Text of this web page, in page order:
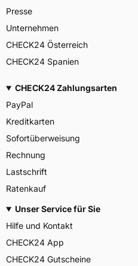
Presse
Unternehmen
CHECK24 Österreich
CHECK24 Spanien
CHECK24 Zahlungsarten
PayPal
Kreditkarten
Sofortüberweisung
Rechnung
Lastschrift
Ratenkauf
Unser Service für Sie
Hilfe und Kontakt
CHECK24 App
CHECK24 Gutscheine